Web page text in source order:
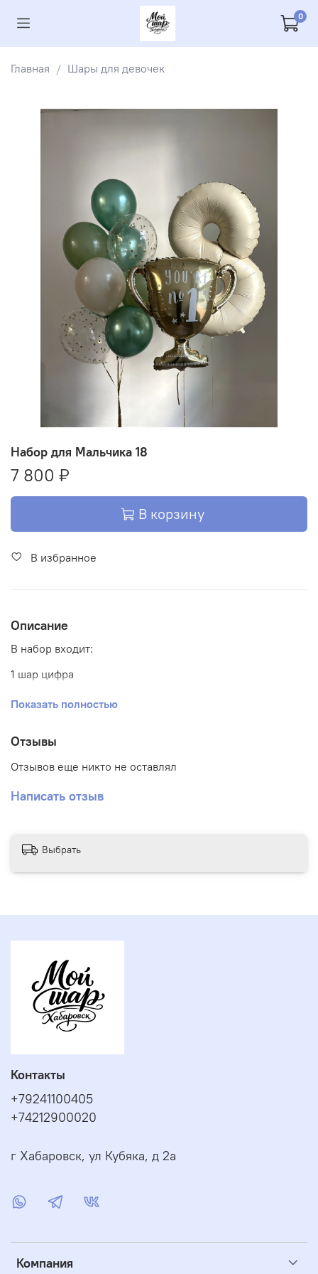
0
Главная Шары для девочек
Набор для Мальчика 18
7 800 ₽
В корзину
В избранное
Описание
В набор входит:
1 шар цифра
1 шар фигура
4 шара обычных
Показать полностью
Отзывы
Отзывов еще никто не оставлял
Написать отзыв
Выбрать
Компания
Контакты
+79241100405
+74212900020
г Хабаровск, ул Кубяка, д 2а